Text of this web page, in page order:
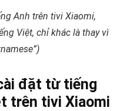
Anh trên tivi Xiaomi,
Việt, chỉ khác là thay vì
đặt từ tiếng
trên tivi Xiaomi